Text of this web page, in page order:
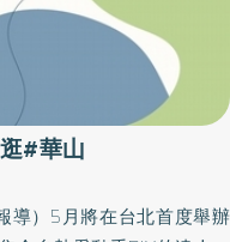
常生活更好的陪伴品質 在
創作，並與老師、團隊專
計畫單位大理幼兒園蔡麗華
麼，才是教學最重要的地
繪畫以及引導，認識與表
兒童的心智年齡發展狀況，
心深處卻希望被看見、被理
#華山
導）5月將在台北首度舉辦